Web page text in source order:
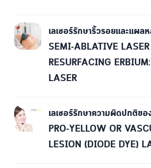
เลเซอร์รักษาริ้วรอยและแผล
SEMI-ABLATIVE LASER
RESURFACING
LASER
เลเซอร์รักษาความผิดปกติขอ
PRO-YELLOW OR
LESION (DIODE DYE)